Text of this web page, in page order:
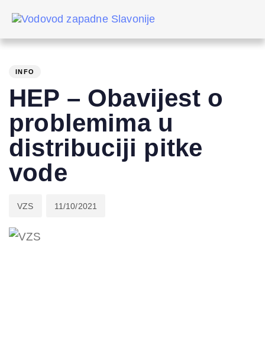
links to
primary
Skip
to
content
INFO
HEP – Obavijest o
problemima u
distribuciji pitke
vode
VZS 11/10/2021